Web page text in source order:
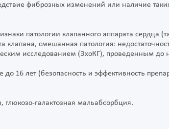
фиброзных изменений или наличие
патологии клапанного аппарата сердца
клапана, смешанная патология:
исследованием (ЭхоКГ), проведенным до
до 16 лет (безопасность и эффективность
глюкозо-галактозная мальабсорбция.